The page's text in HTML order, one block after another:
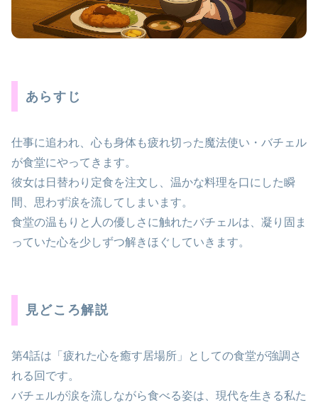
あらすじ
仕事に追われ、心も身体も疲れ切った魔法使い・バチェル
が食堂にやってきます。
彼女は日替わり定食を注文し、温かな料理を口にした瞬
間、思わず涙を流してしまいます。
食堂の温もりと人の優しさに触れたバチェルは、凝り固ま
っていた心を少しずつ解きほぐしていきます。
見どころ解説
第4話は「疲れた心を癒す居場所」としての食堂が強調さ
れる回です。
バチェルが涙を流しながら食べる姿は、現代を生きる私た